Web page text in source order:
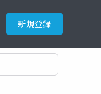
新規登録